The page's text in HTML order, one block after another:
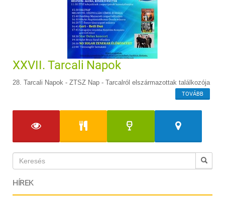
XXVII. Tarcali Napok
28. Tarcali Napok - ZTSZ Nap - Tarcalról elszármazottak találkozója
TOVÁBB
HÍREK